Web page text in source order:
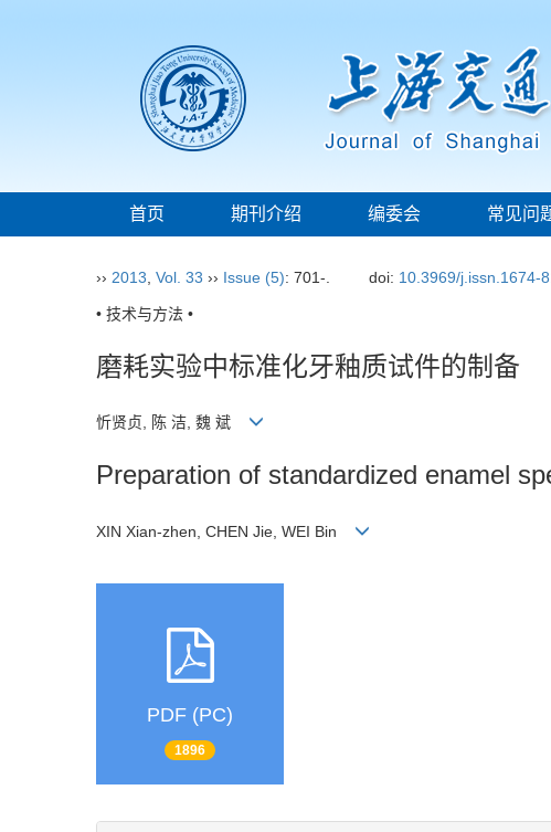
首页 期刊介绍 编委会 常见问
›› 2013 Vol. 33 ›› Issue (5): 701-. doi: 10.3969/j.issn.1674-
• 技术与方法 •
磨耗实验中标准化牙釉质试件的制备
忻贤贞, 陈 洁, 魏 斌
Preparation of standardized enamel
XIN Xian-zhen, CHEN Jie, WEI Bin
PDF (PC)
1896